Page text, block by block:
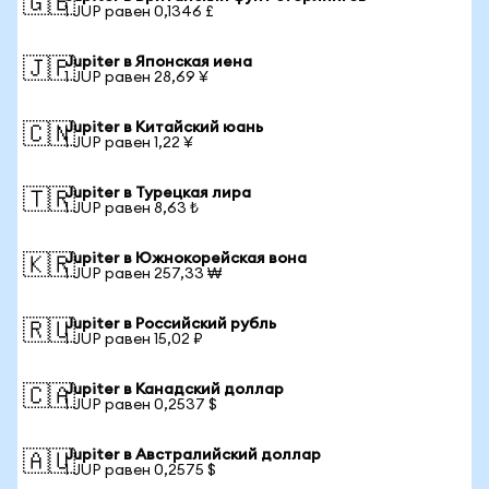
1 JUP равен 0,1346 £
🇯🇵Jupiter в Японская иена
1 JUP равен 28,69 ¥
🇨🇳Jupiter в Китайский юань
1 JUP равен 1,22 ¥
🇹🇷Jupiter в Турецкая лира
1 JUP равен 8,63 ₺
🇰🇷Jupiter в Южнокорейская вона
1 JUP равен 257,33 ₩
🇷🇺Jupiter в Российский рубль
1 JUP равен 15,02 ₽
🇨🇦Jupiter в Канадский доллар
1 JUP равен 0,2537 $
🇦🇺Jupiter в Австралийский доллар
1 JUP равен 0,2575 $